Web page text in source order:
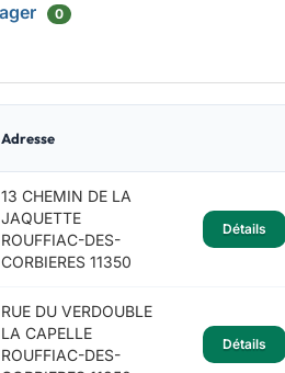
0
Adresse
13 CHEMIN DE LA
JAQUETTE
ROUFFIAC-DES-
CORBIERES 11350
Détails
RUE DU VERDOUBLE
LA CAPELLE
ROUFFIAC-DES-
Détails